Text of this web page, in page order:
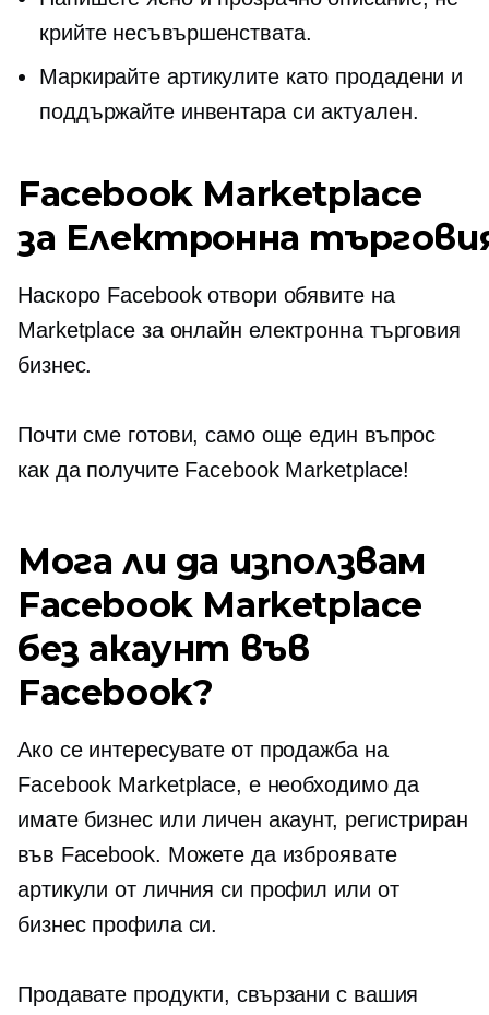
крийте несъвършенствата.
Маркирайте артикулите като продадени и
поддържайте инвентара си актуален.
Facebook Marketplace
за Електронна
Наскоро Facebook отвори обявите на
Marketplace за онлайн електронна търговия
бизнес.
Почти сме готови, само още един въпрос
как да получите Facebook Marketplace!
Мога ли да използвам
Facebook Marketplace
без акаунт във
Facebook?
Ако се интересувате от продажба на
Facebook Marketplace, е необходимо да
имате бизнес или личен акаунт, регистриран
във Facebook. Можете да изброявате
артикули от личния си профил или от
бизнес профила си.
Продавате продукти, свързани с вашия